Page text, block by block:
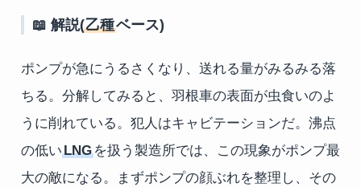
📖 解説(乙種ベース)
ポンプが急にうるさくなり、送れる量がみるみる落
ちる。分解してみると、羽根車の表面が虫食いのよ
うに削れている。犯人はキャビテーションだ。沸点
の低いLNGを扱う製造所では、この現象がポンプ最
大の敵になる。まずポンプの顔ぶれを整理し、その